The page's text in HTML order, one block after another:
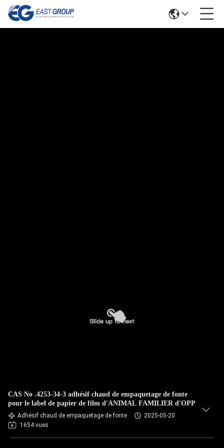
CAS No .4253-34-3 adhésif chaud de empaquetage de fonte
pour le label de papier de film d'ANIMAL FAMILIER d'OPP
Adhésif chaud de empaquetage de fonte
2025-05-20
1654 vues